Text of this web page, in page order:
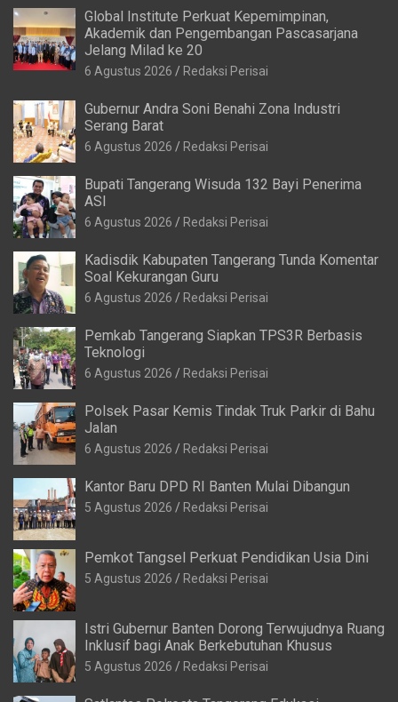
Global Institute Perkuat Kepemimpinan,
Akademik dan Pengembangan Pascasarjana
Jelang Milad ke 20
6 Agustus 2026 Redaksi Perisai
Gubernur Andra Soni Benahi Zona Industri
Serang Barat
6 Agustus 2026 Redaksi Perisai
Bupati Tangerang Wisuda 132 Bayi Penerima
ASI
6 Agustus 2026 Redaksi Perisai
Kadisdik Kabupaten Tangerang Tunda Komentar
Soal Kekurangan Guru
6 Agustus 2026 Redaksi Perisai
Pemkab Tangerang Siapkan TPS3R Berbasis
Teknologi
6 Agustus 2026 Redaksi Perisai
Polsek Pasar Kemis Tindak Truk Parkir di Bahu
Jalan
6 Agustus 2026 Redaksi Perisai
Kantor Baru DPD RI Banten Mulai Dibangun
5 Agustus 2026 Redaksi Perisai
Pemkot Tangsel Perkuat Pendidikan Usia Dini
5 Agustus 2026 Redaksi Perisai
Istri Gubernur Banten Dorong Terwujudnya Ruang
Inklusif bagi Anak Berkebutuhan Khusus
5 Agustus 2026 Redaksi Perisai